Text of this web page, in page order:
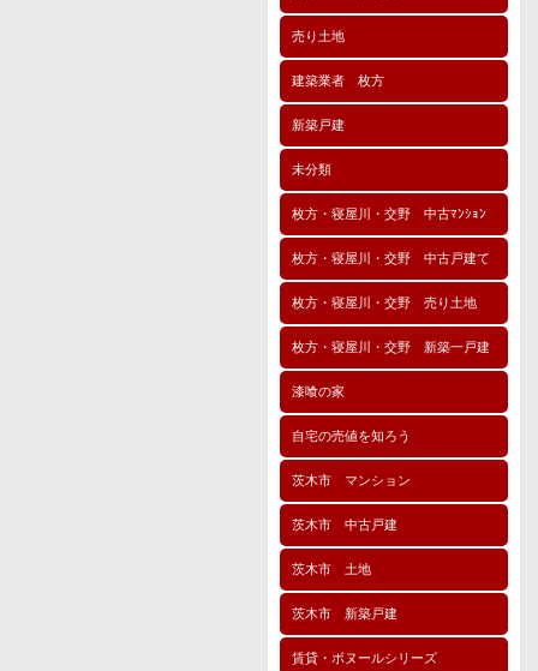
売り土地
建築業者 枚方
新築戸建
未分類
枚方・寝屋川・交野 中古ﾏﾝｼｮﾝ
枚方・寝屋川・交野 中古戸建て
枚方・寝屋川・交野 売り土地
枚方・寝屋川・交野 新築一戸建
漆喰の家
自宅の売値を知ろう
茨木市 マンション
茨木市 中古戸建
茨木市 土地
茨木市 新築戸建
賃貸・ボヌールシリーズ